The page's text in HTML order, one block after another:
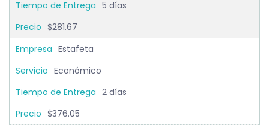
5 días
$281.67
Estafeta
Económico
2 días
$376.05